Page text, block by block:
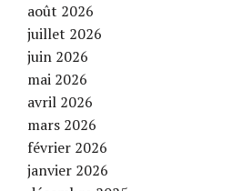
août 2026
juillet 2026
juin 2026
mai 2026
avril 2026
mars 2026
février 2026
janvier 2026